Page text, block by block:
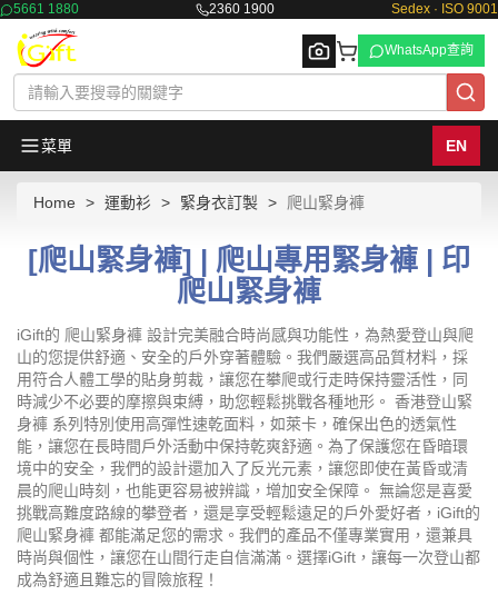
5661 1880 2360 1900 Sedex · ISO 9001
Browse
WhatsApp查詢
菜單 EN
Home 運動衫 緊身衣訂製 爬山緊身褲
[爬山緊身褲] | 爬山專用緊身褲 | 印
爬山緊身褲
iGift的 爬山緊身褲 設計完美融合時尚感與功能性，為熱愛登山與爬
山的您提供舒適、安全的戶外穿著體驗。我們嚴選高品質材料，採
用符合人體工學的貼身剪裁，讓您在攀爬或行走時保持靈活性，同
時減少不必要的摩擦與束縛，助您輕鬆挑戰各種地形。 香港登山緊
身褲 系列特別使用高彈性速乾面料，如萊卡，確保出色的透氣性
能，讓您在長時間戶外活動中保持乾爽舒適。為了保護您在昏暗環
境中的安全，我們的設計還加入了反光元素，讓您即使在黃昏或清
晨的爬山時刻，也能更容易被辨識，增加安全保障。 無論您是喜愛
挑戰高難度路線的攀登者，還是享受輕鬆遠足的戶外愛好者，iGift的
爬山緊身褲 都能滿足您的需求。我們的產品不僅專業實用，還兼具
時尚與個性，讓您在山間行走自信滿滿。選擇iGift，讓每一次登山都
成為舒適且難忘的冒險旅程！